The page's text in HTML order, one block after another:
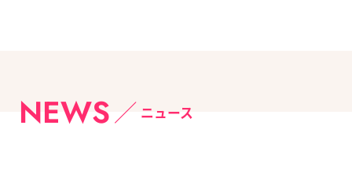
NEWS ニュース